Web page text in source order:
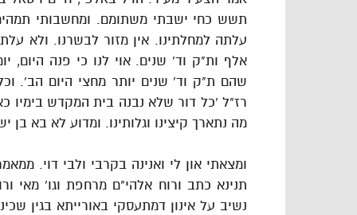
תשש כחי ישבתי משתומם. ומחשבותי
עלתה למחלתינו. אין מזור לבשרנו. ולא
אלף ות"ק וד' שנים. אוי לנו כי פנה
שהם ת"ק וד' שנים יותר מחצי היום הב'.
רז"ל 'כל דור שלא נבנה בית המקדש בימיו
מה נתארך קיצינו וגלותינו. ומדוע לא בא בן
ומצאתי און לי ואנינה בקרבי ולבי דוי.
תנינא כתב ורוח אלהי"ם מרחפת וגו' מאי
נשיב על אינון דמתעסקי באורייתא בגין